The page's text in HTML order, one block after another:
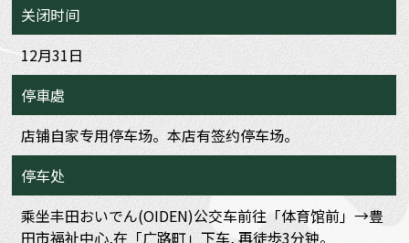
关闭时间
12月31日
停車處
店铺自家专用停车场。本店有签约停车场。
停车处
乘坐丰田おいでん(OIDEN)公交车前往「体育馆前」→豊
田市福祉中心,在「广路町」下车, 再徒歩3分钟。